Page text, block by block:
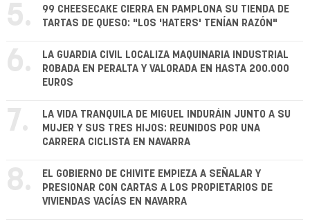
5.
99 CHEESECAKE CIERRA EN PAMPLONA SU TIENDA DE
TARTAS DE QUESO: "LOS 'HATERS' TENÍAN RAZÓN"
6.
LA GUARDIA CIVIL LOCALIZA MAQUINARIA INDUSTRIAL
ROBADA EN PERALTA Y VALORADA EN HASTA 200.000
EUROS
7.
LA VIDA TRANQUILA DE MIGUEL INDURÁIN JUNTO A SU
MUJER Y SUS TRES HIJOS: REUNIDOS POR UNA
CARRERA CICLISTA EN NAVARRA
8.
EL GOBIERNO DE CHIVITE EMPIEZA A SEÑALAR Y
PRESIONAR CON CARTAS A LOS PROPIETARIOS DE
VIVIENDAS VACÍAS EN NAVARRA